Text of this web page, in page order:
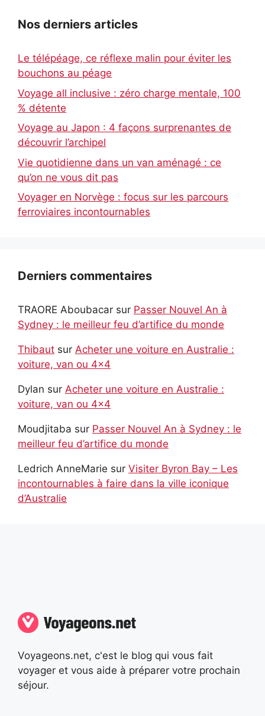
Nos derniers articles
Le télépéage, ce réflexe malin pour éviter les
bouchons au péage
Voyage all inclusive : zéro charge mentale, 100
% détente
Voyage au Japon : 4 façons surprenantes de
découvrir l’archipel
Vie quotidienne dans un van aménagé : ce
qu’on ne vous dit pas
Voyager en Norvège : focus sur les parcours
ferroviaires incontournables
Derniers commentaires
TRAORE Aboubacar sur Passer Nouvel An à
Sydney : le meilleur feu d’artifice du monde
Thibaut sur Acheter une voiture en Australie :
voiture, van ou 4×4
Dylan sur Acheter une voiture en Australie :
voiture, van ou 4×4
Moudjitaba sur Passer Nouvel An à Sydney : le
meilleur feu d’artifice du monde
Ledrich AnneMarie sur Visiter Byron Bay – Les
incontournables à faire dans la ville iconique
d’Australie
Voyageons.net, c'est le blog qui vous fait
voyager et vous aide à préparer votre prochain
séjour.